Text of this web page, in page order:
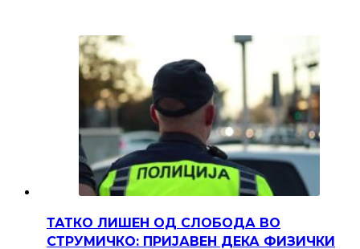
ТАТКО ЛИШЕН ОД СЛОБОДА ВО
СТРУМИЧКО: ПРИЈАВЕН ДЕКА ФИЗИЧКИ